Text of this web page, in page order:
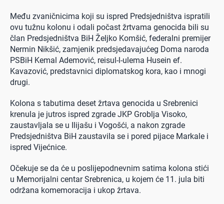
Među zvaničnicima koji su ispred Predsjedništva ispratili
ovu tužnu kolonu i odali počast žrtvama genocida bili su
član Predsjedništva BiH Željko Komšić, federalni premijer
Nermin Nikšić, zamjenik predsjedavajućeg Doma naroda
PSBiH Kemal Ademović, reisul-l-ulema Husein ef.
Kavazović, predstavnici diplomatskog kora, kao i mnogi
drugi.
Kolona s tabutima deset žrtava genocida u Srebrenici
krenula je jutros ispred zgrade JKP Groblja Visoko,
zaustavljala se u Ilijašu i Vogošći, a nakon zgrade
Predsjedništva BiH zaustavila se i pored pijace Markale i
ispred Vijećnice.
Očekuje se da će u poslijepodnevnim satima kolona stići
u Memorijalni centar Srebrenica, u kojem će 11. jula biti
održana komemoracija i ukop žrtava.